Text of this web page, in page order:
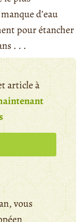
d’eau
pour étancher
. . .
article à
vous